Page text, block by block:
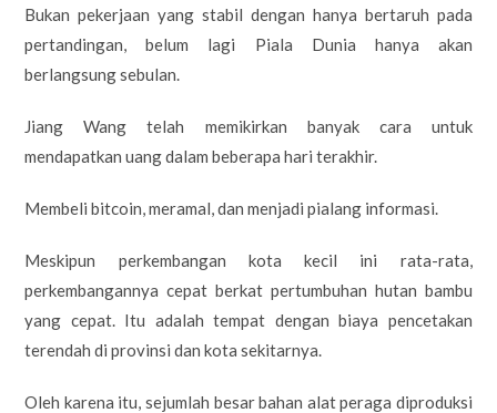
Bukan pekerjaan yang stabil dengan hanya bertaruh pada
pertandingan, belum lagi Piala Dunia hanya akan
berlangsung sebulan.
Jiang Wang telah memikirkan banyak cara untuk
mendapatkan uang dalam beberapa hari terakhir.
Membeli bitcoin, meramal, dan menjadi pialang informasi.
Meskipun perkembangan kota kecil ini rata-rata,
perkembangannya cepat berkat pertumbuhan hutan bambu
yang cepat. Itu adalah tempat dengan biaya pencetakan
terendah di provinsi dan kota sekitarnya.
Oleh karena itu, sejumlah besar bahan alat peraga diproduksi